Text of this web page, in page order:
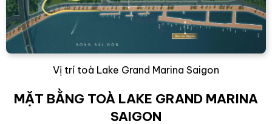
Vị trí toà Lake Grand Marina Saigon
MẶT BẰNG TOÀ LAKE GRAND MARINA
SAIGON